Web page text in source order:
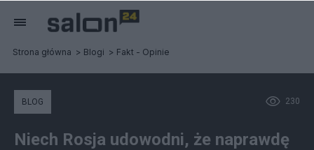
Strona główna Blogi Fakt - Opinie
230
BLOG
Niech Rosja udowodni, że naprawdę